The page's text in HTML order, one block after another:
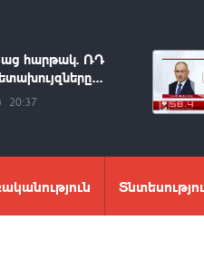
հարթակ. ՌԴ
20:37